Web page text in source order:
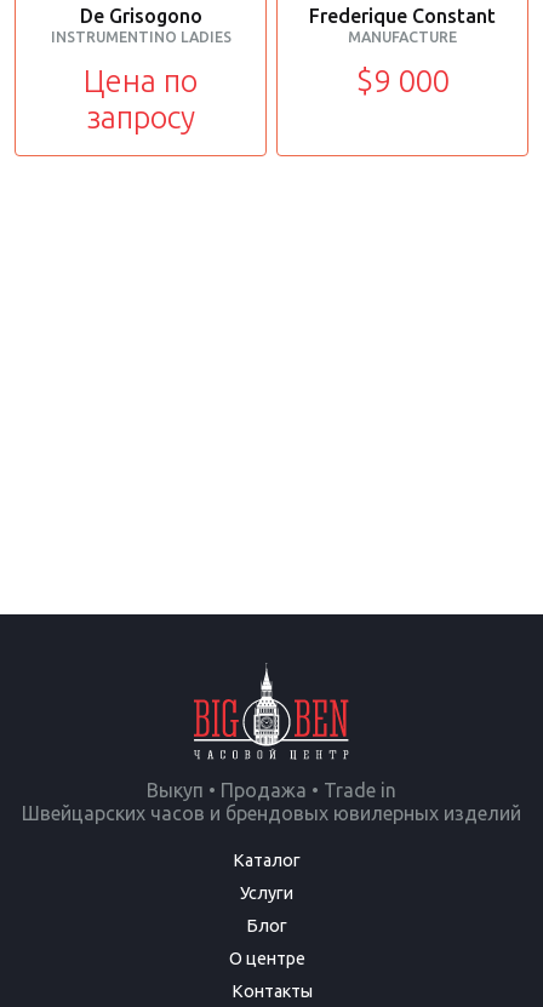
De Grisogono
INSTRUMENTINO LADIES
Цена по
запросу
Frederique Constant
MANUFACTURE
$9 000
Выкуп • Продажа • Trade in
Швейцарских часов и брендовых ювилерных изделий
Каталог
Услуги
Блог
О центре
Контакты